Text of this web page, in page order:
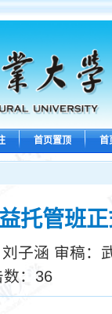
首页置顶 首
托管班
子涵 审稿：
： 36